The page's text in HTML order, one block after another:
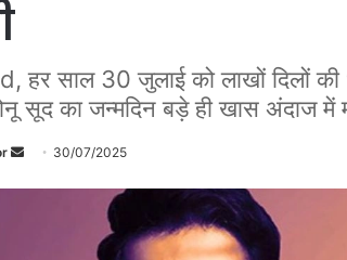
हर साल 30 जुलाई को लाखों दिलों
सूद का जन्मदिन बड़े ही खास अंदाज में
30/07/2025